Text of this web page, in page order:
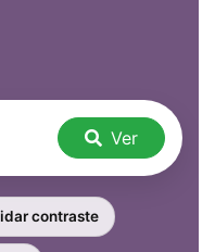
Ver
contraste